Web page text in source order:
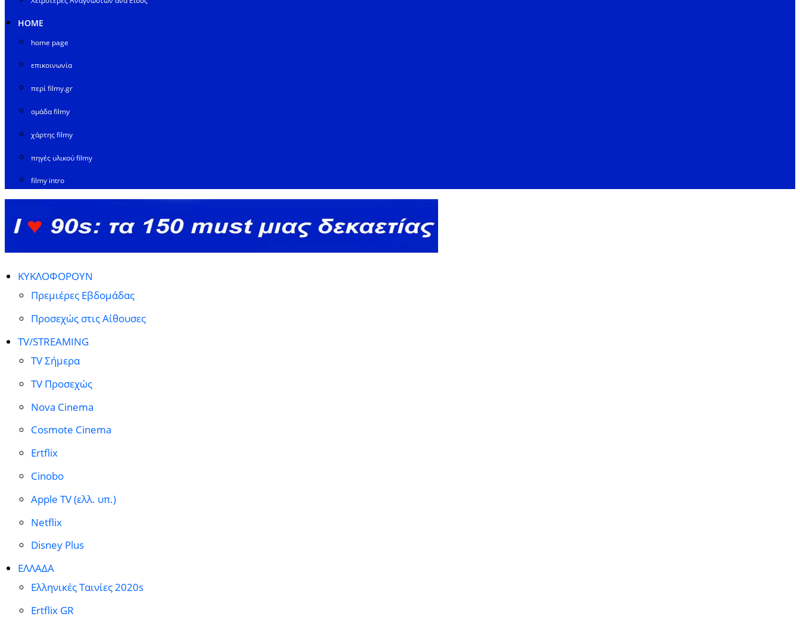
HOME
home page
επικοινωνία
περί filmy.gr
ομάδα filmy
χάρτης filmy
πηγές υλικού filmy
filmy intro
ΚΥΚΛΟΦΟΡΟΥΝ
Πρεμιέρες Εβδομάδας
Προσεχώς στις Αίθουσες
TV/STREAMING
TV Σήμερα
TV Προσεχώς
Nova Cinema
Cosmote Cinema
Ertflix
Cinobo
Apple TV (ελλ. υπ.)
Netflix
Disney Plus
ΕΛΛΑΔΑ
Ελληνικές Ταινίες 2020s
Ertflix GR